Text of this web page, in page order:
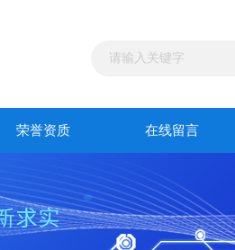
荣誉资质 在线留言